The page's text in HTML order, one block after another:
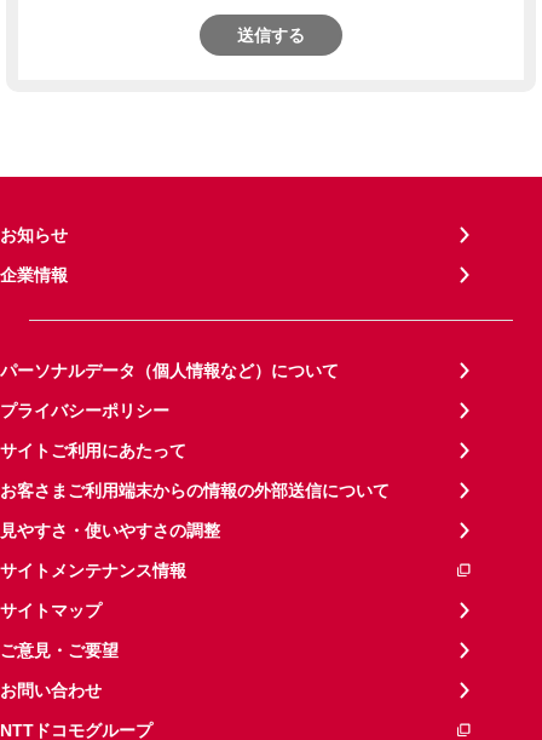
送信する
お知らせ
企業情報
パーソナルデータ（個人情報など）について
プライバシーポリシー
サイトご利用にあたって
お客さまご利用端末からの情報の外部送信について
見やすさ・使いやすさの調整
サイトメンテナンス情報
サイトマップ
ご意見・ご要望
お問い合わせ
NTTドコモグループ